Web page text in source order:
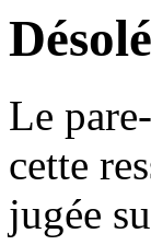
Le
cette
jugée